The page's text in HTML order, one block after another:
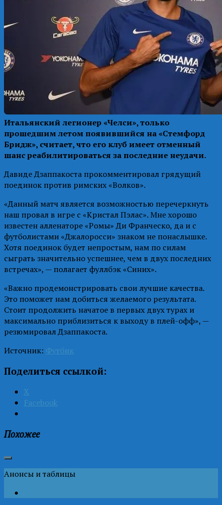
Итальянский легионер «Челси», только
прошедшим летом появившийся на «Стемфорд
Бридж», считает, что его клуб имеет отменный
шанс реабилитироваться за последние неудачи.
Давиде Дзаппакоста прокомментировал грядущий
поединок против римских «Волков».
«Данный матч является возможностью перечеркнуть
наш провал в игре с «Кристал Пэлас». Мне хорошо
известен алленаторе «Ромы» Ди Франческо, да и с
футболистами «Джалоросси» знаком не понаслышке.
Хотя поединок будет непростым, нам по силам
сыграть значительно успешнее, чем в двух последних
встречах», — полагает фуллбэк «Синих».
«Важно продемонстрировать свои лучшие качества.
Это поможет нам добиться желаемого результата.
Стоит продолжить начатое в первых двух турах и
максимально приблизиться к выходу в плей-офф», —
резюмировал Дзаппакоста.
Источник: Футбик
Поделиться ссылкой:
X
Facebook
Похожее
Анонсы и таблицы